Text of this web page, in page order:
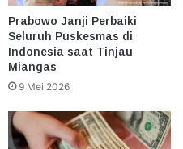
Prabowo Janji Perbaiki
Seluruh Puskesmas di
Indonesia saat Tinjau
Miangas
9 Mei 2026